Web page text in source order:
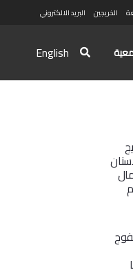
الخريجين البريد الالكتروني
English